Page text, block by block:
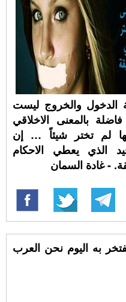
الدخول والخروج ليست
بالمعنى الاخلاقي
لم تختر شيئاً … إن
الذي يعطي الاحكام
- غادة السمان
به اليوم نحن العرب